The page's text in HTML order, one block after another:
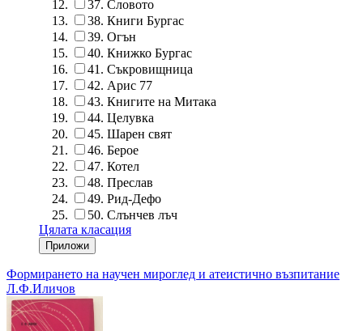
37. Словото
38. Книги Бургас
39. Огън
40. Книжко Бургас
41. Съкровищница
42. Арис 77
43. Книгите на Митака
44. Целувка
45. Шарен свят
46. Берое
47. Котел
48. Преслав
49. Рид-Дефо
50. Слънчев лъч
Цялата класация
Формирането на научен мироглед и атеистично възпитание
Л.Ф.Иличов